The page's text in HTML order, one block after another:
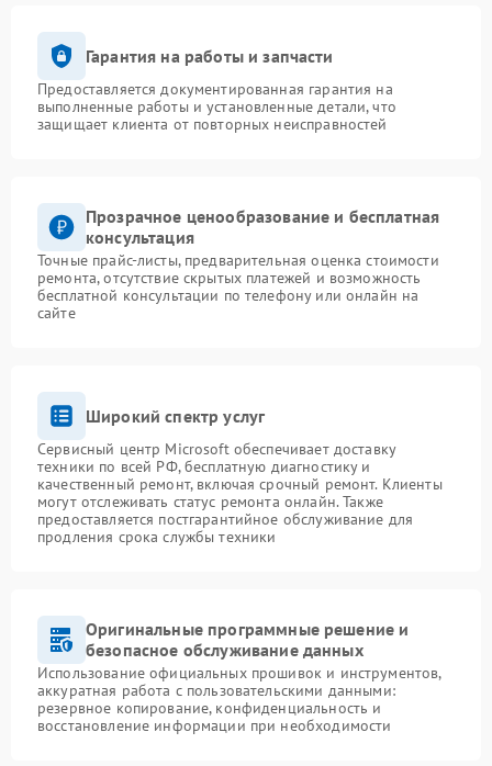
Гарантия на работы и запчасти
Предоставляется документированная гарантия на
выполненные работы и установленные детали, что
защищает клиента от повторных неисправностей
Прозрачное ценообразование и бесплатная
консультация
Точные прайс-листы, предварительная оценка стоимости
ремонта, отсутствие скрытых платежей и возможность
бесплатной консультации по телефону или онлайн на
сайте
Широкий спектр услуг
Сервисный центр Microsoft обеспечивает доставку
техники по всей РФ, бесплатную диагностику и
качественный ремонт, включая срочный ремонт. Клиенты
могут отслеживать статус ремонта онлайн. Также
предоставляется постгарантийное обслуживание для
продления срока службы техники
Оригинальные программные решение и
безопасное обслуживание данных
Использование официальных прошивок и инструментов,
аккуратная работа с пользовательскими данными:
резервное копирование, конфиденциальность и
восстановление информации при необходимости